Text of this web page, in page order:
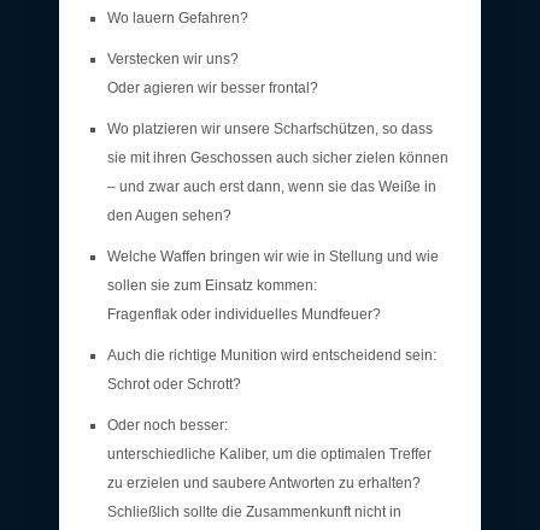
Wo lauern Gefahren?
Verstecken wir uns?
Oder agieren wir besser frontal?
Wo platzieren wir unsere Scharfschützen, so dass
sie mit ihren Geschossen auch sicher zielen können
– und zwar auch erst dann, wenn sie das Weiße in
den Augen sehen?
Welche Waffen bringen wir wie in Stellung und wie
sollen sie zum Einsatz kommen:
Fragenflak oder individuelles Mundfeuer?
Auch die richtige Munition wird entscheidend sein:
Schrot oder Schrott?
Oder noch besser:
unterschiedliche Kaliber, um die optimalen Treffer
zu erzielen und saubere Antworten zu erhalten?
Schließlich sollte die Zusammenkunft nicht in